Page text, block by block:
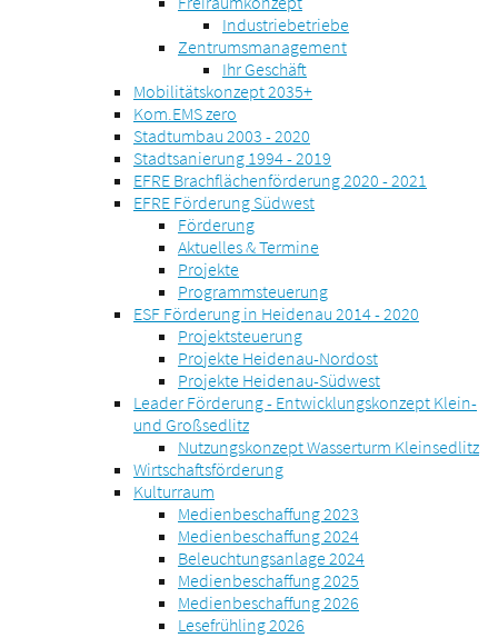
Industriebetriebe
Zentrumsmanagement
Ihr Geschäft
Mobilitätskonzept 2035+
Kom.EMS zero
Stadtumbau 2003 - 2020
Stadtsanierung 1994 - 2019
EFRE Brachflächenförderung 2020 - 2021
EFRE Förderung Südwest
Förderung
Aktuelles & Termine
Projekte
Programmsteuerung
ESF Förderung in Heidenau 2014 - 2020
Projektsteuerung
Projekte Heidenau-Nordost
Projekte Heidenau-Südwest
Leader Förderung - Entwicklungskonzept Klein-
und Großsedlitz
Nutzungskonzept Wasserturm Kleinsedlitz
Wirtschaftsförderung
Kulturraum
Medienbeschaffung 2023
Medienbeschaffung 2024
Beleuchtungsanlage 2024
Medienbeschaffung 2025
Medienbeschaffung 2026
Lesefrühling 2026